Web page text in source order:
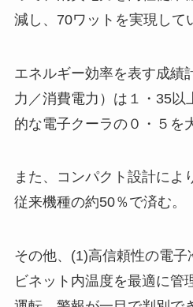
減し、70ワットを実現して
エネルギー効率を表す成績
力／消費電力）は１・35以
的な電子クーラの０・５を
また、コンパクト設計によ
従来機種の約50％で済む。
その他、(1)高信頼性の電子
ビネット内温度を最適に管